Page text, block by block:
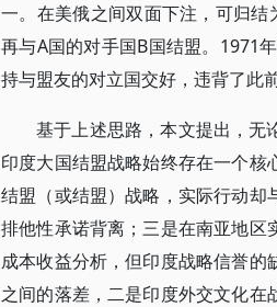
一。在美俄之间双面下注，可归
再与A国的对手国B国结盟。1971
持与盟友的对立国交好，违背了此
基于上述思路，本文提出，无
印度大国结盟战略始终存在一个
结盟（或结盟）战略，实际行动却
排他性承诺背离；三是在南亚地区
成本收益分析，但印度战略信誉
之间的落差，二是印度外交文化